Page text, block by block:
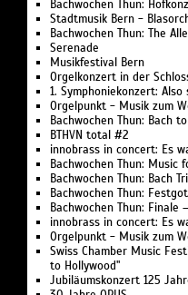
Bachwochen Thun:
Stadtmusik Bern -
Bachwochen Thun: The
Serenade
Musikfestival Bern
Orgelkonzert in der
1. Symphoniekonzert:
Orgelpunkt - Musik zum
Bachwochen Thun: Bach
BTHVN total #2
innobrass in concert: Es
Bachwochen Thun: Music
Bachwochen Thun: Bach
Bachwochen Thun:
Bachwochen Thun: Finale
innobrass in concert: Es
Orgelpunkt - Musik zum
Swiss Chamber Music
to Hollywood"
Jubiläumskonzert 125